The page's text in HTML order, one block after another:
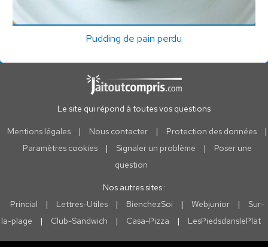
Pudding de pain perdu
Le site qui répond à toutes vos questions
Mentions légales | Nous contacter | Protection des données
|
Paramètres cookies
| Signaler un problème |
Poser une
question
Nos autres sites :
Princial
| Lettres-Utiles | BienchezSoi | Webjunior |
Sur-
la-plage
| Club-Sandwich | Casa-Pizza | LesPiedsdanslePlat